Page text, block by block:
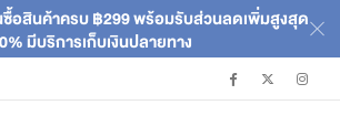
ซื้อสินค้าครบ ฿299 พร้อมรับส่วนลดเพิ่มสูงสุด
มีบริการเก็บเงินปลายทาง